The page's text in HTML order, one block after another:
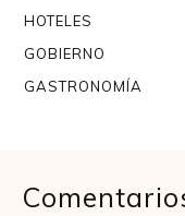
HOTELES
GOBIERNO
GASTRONOMÍA